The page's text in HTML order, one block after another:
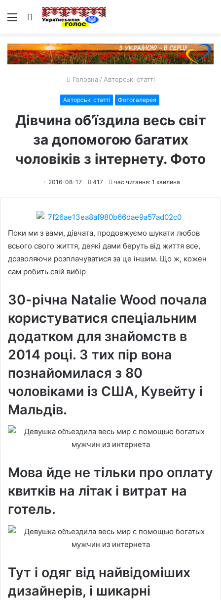
Меню Пошук
Головна / Авторські статті
Авторські статті Фотогалерея
Дівчина об’їздила весь світ
за допомогою багатих
чоловіків з інтернету. Фото
2016-08-17 417 час читання: 1 хвилина
Поки ми з вами, дівчата, продовжуємо шукати любов
всього свого життя, деякі дами беруть від життя все,
дозволяючи розплачуватися за це іншим. Що ж, кожен
сам робить свій вибір
30-річна Natalie Wood почала
користуватися спеціальним
додатком для знайомств в
2014 році. З тих пір вона
познайомилася з 80
чоловіками із США, Кувейту і
Мальдів.
Мова йде не тільки про оплату
квитків на літак і витрат на
готель.
Тут і одяг від найвідоміших
дизайнерів, і шикарні